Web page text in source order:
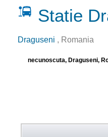
Statie
Draguseni , Romania
necunoscuta, Draguseni,